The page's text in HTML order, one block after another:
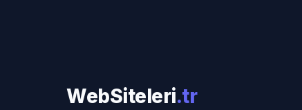
WebSiteleri.tr